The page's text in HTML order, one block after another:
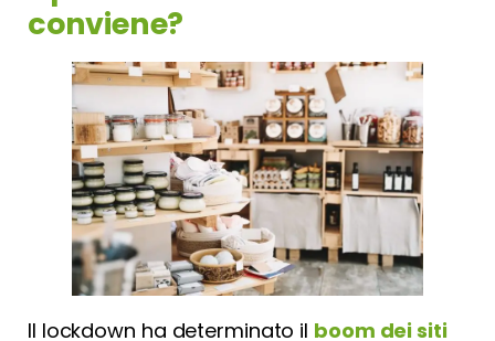
conviene?
Il lockdown ha determinato il boom dei siti